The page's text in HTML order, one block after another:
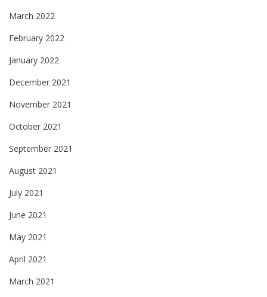
March 2022
February 2022
January 2022
December 2021
November 2021
October 2021
September 2021
August 2021
July 2021
June 2021
May 2021
April 2021
March 2021